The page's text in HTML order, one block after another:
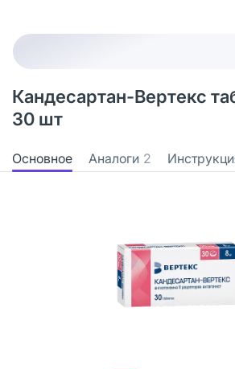
Кандесартан-Вертекс
30 шт
Основное Аналоги 2